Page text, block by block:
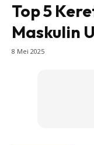
Top 5
Maskulin
8 Mei 2025